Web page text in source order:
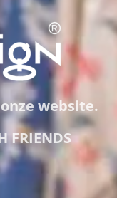
website.
FRIENDS